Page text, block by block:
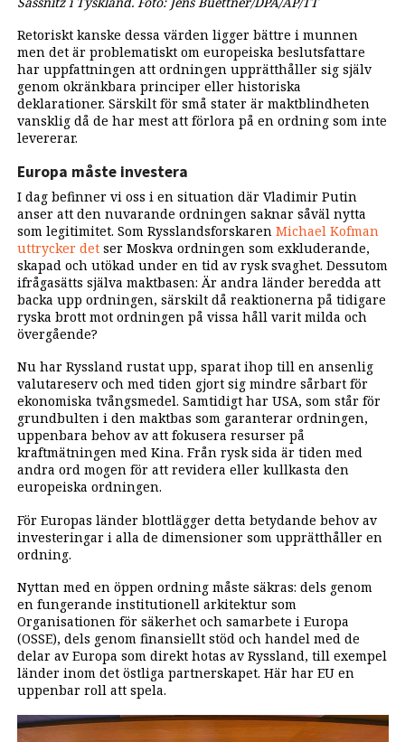
Retoriskt kanske dessa värden ligger bättre i munnen
men det är problematiskt om europeiska beslutsfattare
har uppfattningen att ordningen upprätthåller sig själv
genom okränkbara principer eller historiska
deklarationer. Särskilt för små stater är maktblindheten
vansklig då de har mest att förlora på en ordning som inte
levererar.
Europa måste investera
I dag befinner vi oss i en situation där Vladimir Putin
anser att den nuvarande ordningen saknar såväl nytta
som legitimitet. Som Rysslandsforskaren Michael Kofman
uttrycker detser Moskva ordningen som exkluderande,
skapad och utökad under en tid av rysk svaghet. Dessutom
ifrågasätts själva maktbasen: Är andra länder beredda att
backa upp ordningen, särskilt då reaktionerna på tidigare
ryska brott mot ordningen på vissa håll varit milda och
övergående?
Nu har Ryssland rustat upp, sparat ihop till en ansenlig
valutareserv och med tiden gjort sig mindre sårbart för
ekonomiska tvångsmedel. Samtidigt har USA, som står för
grundbulten i den maktbas som garanterar ordningen,
uppenbara behov av att fokusera resurser på
kraftmätningen med Kina. Från rysk sida är tiden med
andra ord mogen för att revidera eller kullkasta den
europeiska ordningen.
För Europas länder blottlägger detta betydande behov av
investeringar i alla de dimensioner som upprätthåller en
ordning.
Nyttan med en öppen ordning måste säkras: dels genom
en fungerande institutionell arkitektur som
Organisationen för säkerhet och samarbete i Europa
(OSSE), dels genom finansiellt stöd och handel med de
delar av Europa som direkt hotas av Ryssland, till exempel
länder inom det östliga partnerskapet. Här har EU en
uppenbar roll att spela.